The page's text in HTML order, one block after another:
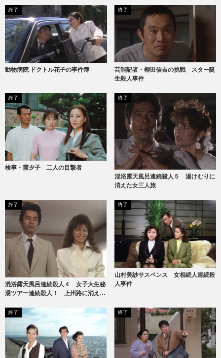
終了
動物病院 ドクトル花子の事件簿
終了
芸能記者・柳田信吉の挑戦 スター誕
生殺人事件
終了
検事・霞夕子 二人の目撃者
終了
混浴露天風呂連続殺人５ 湯けむりに
消えた女三人旅
終了
混浴露天風呂連続殺人４ 女子大生秘
湯ツアー連続殺人！ 上州路に消えた
終了
山村美紗サスペンス 女相続人連続殺
人事件
終了 終了